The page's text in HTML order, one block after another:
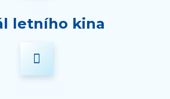
letního kina